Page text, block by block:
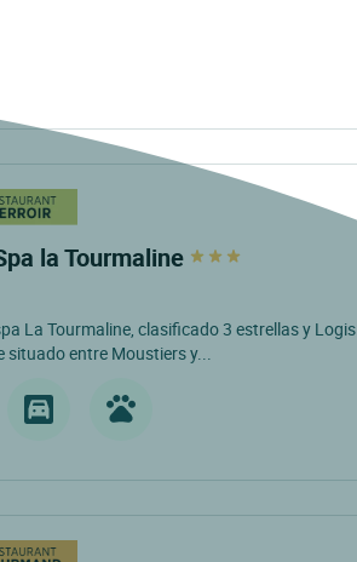
la Tourmaline
La Tourmaline, clasificado 3 estrellas y Logis
situado entre Moustiers y...